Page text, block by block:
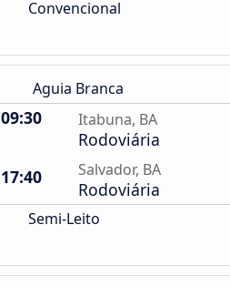
Convencional
Aguia Branca
09:30 Itabuna, BA
Rodoviária
17:40
Salvador, BA
Rodoviária
Semi-Leito